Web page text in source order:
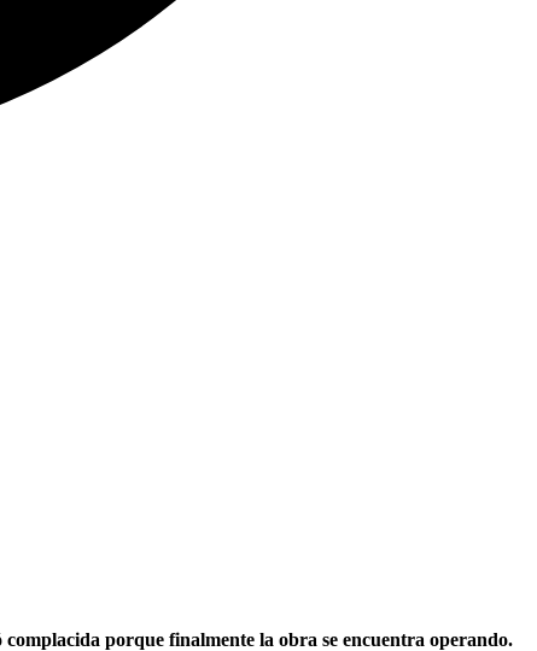
porque finalmente la obra se encuentra operando.